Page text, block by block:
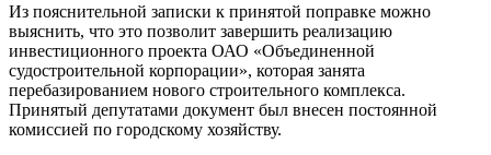
Из пояснительной записки к принятой поправке можно
выяснить, что это позволит завершить реализацию
инвестиционного проекта ОАО «Объединенной
судостроительной корпорации», которая занята
перебазированием нового строительного комплекса.
Принятый депутатами документ был внесен постоянной
комиссией по городскому хозяйству.